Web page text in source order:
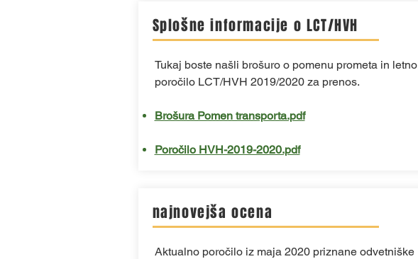
Splošne informacije o LCT/HVH
Tukaj boste našli brošuro o pomenu prometa in letno
poročilo LCT/HVH 2019/2020 za prenos.
Brošura Pomen transporta.pdf
Poročilo HVH-2019-2020.pdf
najnovejša ocena
Aktualno poročilo iz maja 2020 priznane odvetniške